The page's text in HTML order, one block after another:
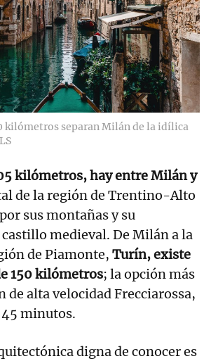
kilómetros separan Milán de la idílica
kilómetros, hay entre Milán y
de la región de Trentino-Alto
sus montañas y su
medieval. De Milán a la
de Piamonte, Turín, existe
150 kilómetros; la opción más
de alta velocidad Frecciarossa,
minutos.
digna de conocer es